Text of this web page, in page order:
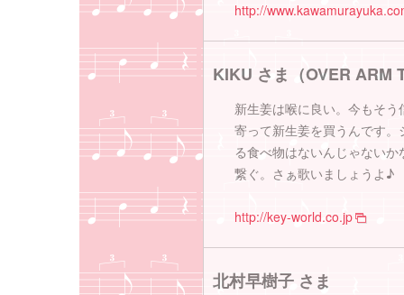
http://
KIKU さま（OVER ARM
新生姜は喉に良い。今もそ
寄って新生姜を買うんです
る食べ物はないんじゃない
繋ぐ。さぁ歌いましょうよ♪
http://key-world.co.jp
北村早樹子 さま